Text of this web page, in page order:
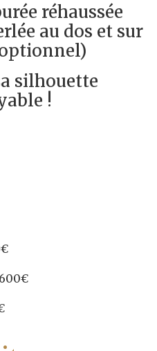
réhaussée
au dos et sur
silhouette
!